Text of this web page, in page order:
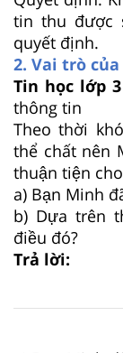
tin thu được
quyết định.
2. Vai trò
Tin học lớp
thông tin
Theo thời
thể chất nên
thuận tiện
a) Bạn Minh
b) Dựa trên
điều đó?
Trả lời: